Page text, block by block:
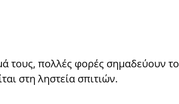
τους, πολλές φορές σημαδεύουν το
στη ληστεία σπιτιών.